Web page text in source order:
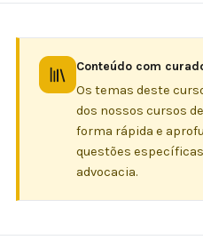
Conteúdo com
Os temas deste
dos nossos cursos
forma rápida e
questões específicas
advocacia.